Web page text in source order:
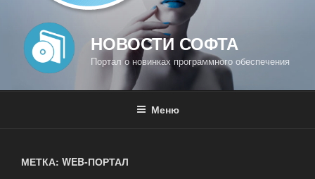
НОВОСТИ СОФТА
Портал о новинках программного обеспечения
Меню
МЕТКА: WEB-ПОРТАЛ